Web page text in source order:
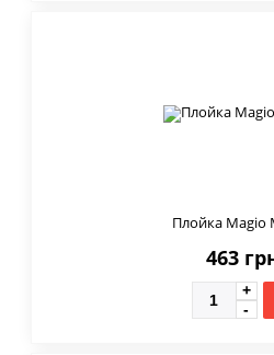
Плойка Magio
463